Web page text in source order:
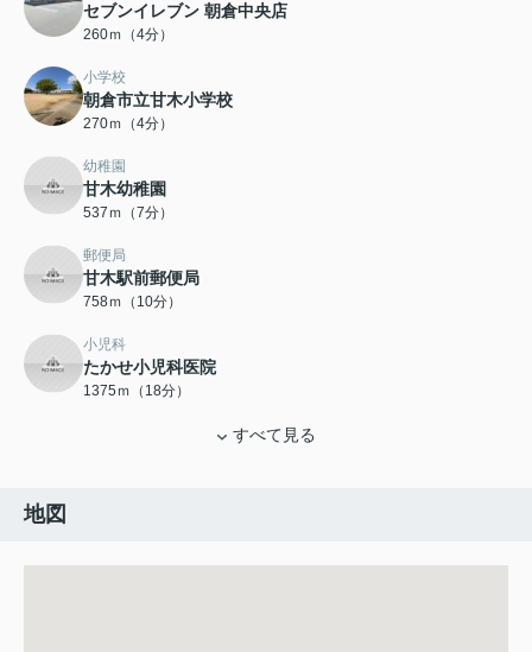
セブンイレブン 朝倉中央店
260ｍ（4分）
小学校
朝倉市立甘木小学校
270ｍ（4分）
幼稚園
甘木幼稚園
537ｍ（7分）
郵便局
甘木駅前郵便局
758ｍ（10分）
小児科
たかせ小児科医院
1375ｍ（18分）
すべて見る
地図